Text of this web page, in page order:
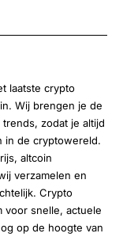
laatste crypto
Wij brengen je de
zodat je altijd
in de cryptowereld.
altcoin
verzamelen en
Crypto
voor snelle, actuele
op de hoogte van